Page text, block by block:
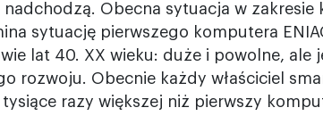
Obecna sytuacja w zakresie
sytuację pierwszego komputera
lat 40. XX wieku: duże i powolne, ale
rozwoju. Obecnie każdy właściciel
razy większej niż pierwszy